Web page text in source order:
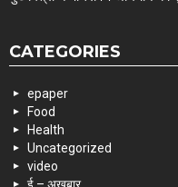
CATEGORIES
epaper
Food
Health
Uncategorized
video